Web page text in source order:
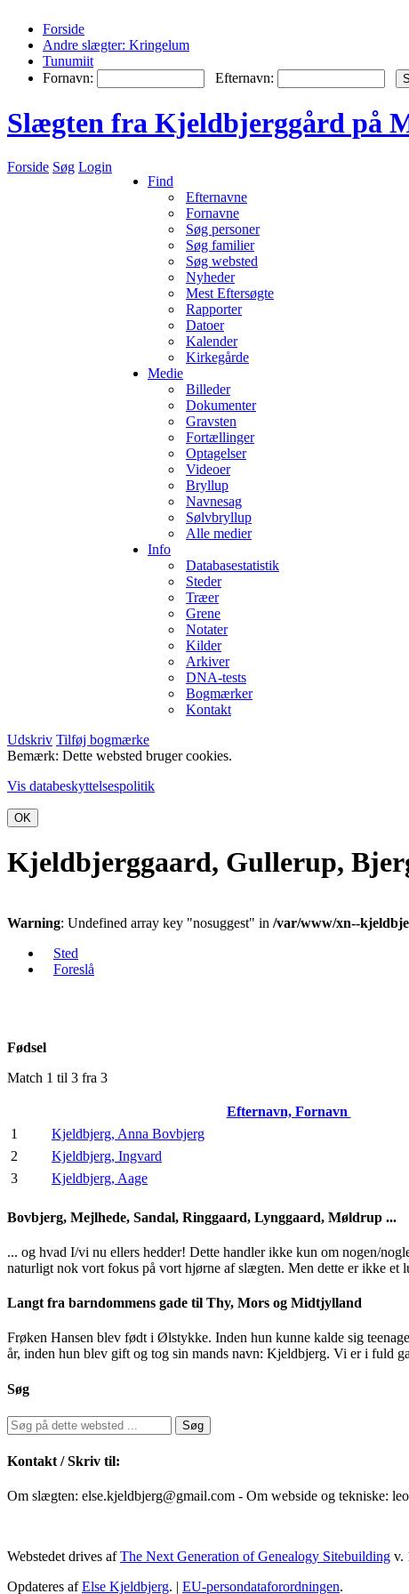
Forside
Andre slægter: Kringelum
Tunumiit
Fornavn:
Efternavn:
Slægten fra Kjeldbjerggård på
Forside Søg Login
Find
Efternavne
Fornavne
Søg personer
Søg familier
Søg websted
Nyheder
Mest Eftersøgte
Rapporter
Datoer
Kalender
Kirkegårde
Medie
Billeder
Dokumenter
Gravsten
Fortællinger
Optagelser
Videoer
Bryllup
Navnesag
Sølvbryllup
Alle medier
Info
Databasestatistik
Steder
Træer
Grene
Notater
Kilder
Arkiver
DNA-tests
Bogmærker
Kontakt
Udskriv Tilføj bogmærke
Bemærk: Dette websted bruger cookies.
Vis databeskyttelsespolitik
OK
Kjeldbjerggaard, Gullerup,
Warning: Undefined array key "nosuggest" in /var/www/xn--
Sted
Foreslå
Fødsel
Match 1 til 3 fra 3
Efternavn, Fornavn
1
Kjeldbjerg, Anna Bovbjerg
2
Kjeldbjerg, Ingvard
3
Kjeldbjerg, Aage
Bovbjerg, Mejlhede, Sandal, Ringgaard, Lynggaard, Møldrup ...
... og hvad I/vi nu ellers hedder! Dette handler ikke kun om nogen/
naturligt nok vort fokus på vort hjørne af slægten. Men dette er ikke
Langt fra barndommens gade til Thy, Mors og Midtjylland
Frøken Hansen blev født i Ølstykke. Inden hun kunne kalde sig
år, inden hun blev gift og tog sin mands navn: Kjeldbjerg. Vi er i fuld
Søg
Kontakt / Skriv til:
Om slægten: else.kjeldbjerg@gmail.com - Om webside og tekniske:
Webstedet drives afThe Next Generation of Genealogy Sitebuilding v.
Opdateres afElse Kjeldbjerg. | EU-persondataforordningen.